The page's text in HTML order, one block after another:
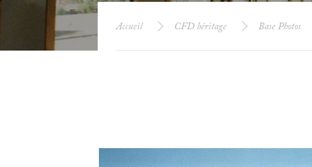
Accueil CFD héritage Base Photos